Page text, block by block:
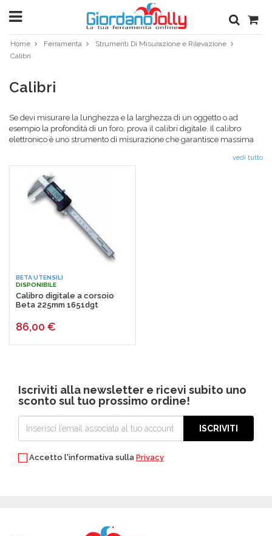
Home Ferramenta
Strumenti Di Misurazione e Rilevazione
Calibri
Calibri
Se devi misurare la lunghezza e la larghezza di un oggetto o ad
esempio la profondità di un foro, prova il calibri digitale. Il calibro
elettronico è uno strumento di misurazione che garantisce massima
può essere usato sia come strumento professionale che hobbistico
grazie alla facilità di manegevolezza ed alla lunga durata. Inoltre, è
dotato di un contatore digitale che rende molto facile la lettura dei dati,
grazie alla grandezza dello schermo LCD! Il calibro digitale a corsoio
presente nello shop di Giordano Jolly è un modello molto apprezzato
per la precisione nelle misurazioni interne, esterne e di profondità e
per la qualità dei materiali con cui è realizzato. Se devi cambiare o
misurare qualcosa all’interno della tua casa, o nei tuoi lavori, visita la
strumenti di misurazione e rilevazione
sarai più che soddisfatto. Dai un’occhiata alla ferramenta online di
vedi tutto
BETA UTENSILI
DISPONIBILE
Calibro digitale a corsoio
Beta 225mm 1651dgt
86,00 €
Iscriviti alla newsletter e ricevi subito uno
sconto sul tuo prossimo ordine!
ISCRIVITI
Accetto l'informativa sulla Privacy